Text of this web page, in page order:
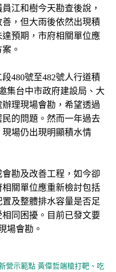
江和樹今天勘查後說，
，但大雨後依然出現積
預期，市府相關單位應
。
480號至482號人行道積
集台中市政府建設局、大
理現場會勘，希望透過
的問題。然而一年過去
現場仍出現明顯積水情
勘及改善工程，如今卻
關單位應重新檢討包括
及整體排水容量是否足
同困擾。目前已發文要
場會勘。
營示範點 黃偉哲端槍打靶、吃